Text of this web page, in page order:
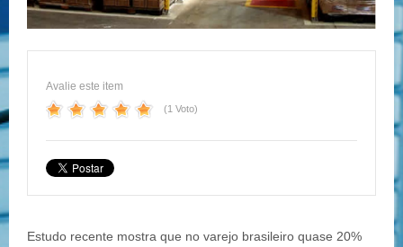
Avalie este item
(1 Voto)
Estudo recente mostra que no varejo brasileiro quase 20%